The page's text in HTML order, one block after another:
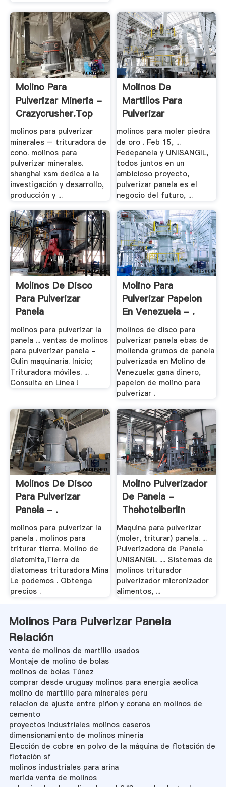
Molino Para
Pulverizar Mineria -
Crazycrusher.top
molinos para pulverizar
minerales – trituradora de
cono. molinos para
pulverizar minerales.
shanghai xsm dedica a la
investigación y desarrollo,
producción y ...
Molinos De
Martillos Para
Pulverizar
molinos para moler piedra
de oro . Feb 15, ...
Fedepanela y UNISANGIL,
todos juntos en un
ambicioso proyecto,
pulverizar panela es el
negocio del futuro, ...
Molinos De Disco
Para Pulverizar
Panela
molinos para pulverizar la
panela ... ventas de molinos
para pulverizar panela -
Gulin maquinaria. Inicio;
Trituradora móviles. ...
Consulta en Línea !
Molino Para
Pulverizar Papelon
En Venezuela - .
molinos de disco para
pulverizar panela ebas de
molienda grumos de panela
pulverizada en Molino de
Venezuela: gana dinero,
papelon de molino para
pulverizar .
Molinos De Disco
Para Pulverizar
Panela - .
molinos para pulverizar la
panela . molinos para
triturar tierra. Molino de
diatomita,Tierra de
diatomeas trituradora Mina
Le podemos . Obtenga
precios .
Molino Pulverizador
De Panela -
Thehotelberlin
Maquina para pulverizar
(moler, triturar) panela. ...
Pulverizadora de Panela
UNISANGIL .... Sistemas de
molinos triturador
pulverizador micronizador
alimentos, ...
Molinos Para Pulverizar Panela
Relación
venta de molinos de martillo usados
Montaje de molino de bolas
molinos de bolas Túnez
comprar desde uruguay molinos para energia aeolica
molino de martillo para minerales peru
relacion de ajuste entre piñon y corana en molinos de
cemento
proyectos industriales molinos caseros
dimensionamiento de molinos mineria
Elección de cobre en polvo de la máquina de flotación de
flotación sf
molinos industriales para arina
merida venta de molinos